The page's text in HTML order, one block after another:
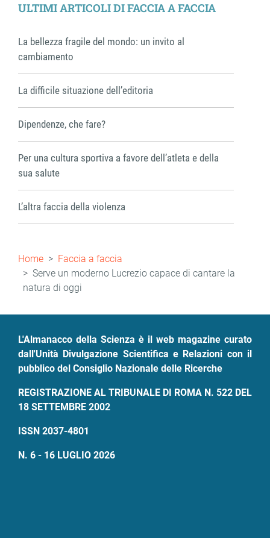
ULTIMI ARTICOLI DI FACCIA A FACCIA
La bellezza fragile del mondo: un invito al
cambiamento
La difficile situazione dell’editoria
Dipendenze, che fare?
Per una cultura sportiva a favore dell’atleta e della
sua salute
L’altra faccia della violenza
Briciole
di
Home
Faccia a faccia
Serve un moderno Lucrezio capace di cantare la
natura di oggi
L'Almanacco della Scienza è il web magazine curato
dall'Unità Divulgazione Scientifica e Relazioni con il
pubblico del Consiglio Nazionale delle Ricerche
REGISTRAZIONE AL TRIBUNALE DI ROMA N. 522 DEL
18 SETTEMBRE 2002
ISSN 2037-4801
N. 6 - 16 LUGLIO 2026